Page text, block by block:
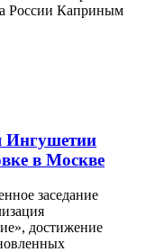
России Каприным
Ингушетии
в Москве
заседание
достижение